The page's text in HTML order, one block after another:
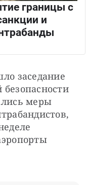
границы с
и
заседание
меры